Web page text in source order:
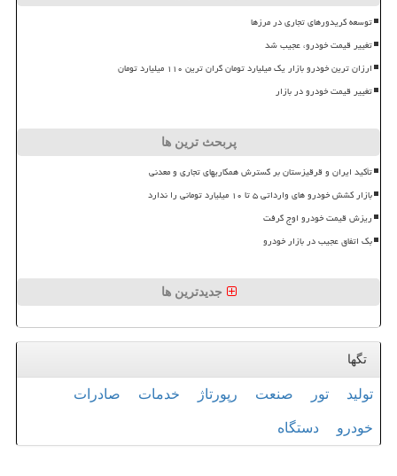
توسعه کریدورهای تجاری در مرزها
تغییر قیمت خودرو، عجیب شد
ارزان ترین خودرو بازار یک میلیارد تومان گران ترین ۱۱۰ میلیارد تومان
تغییر قیمت خودرو در بازار
پربحث ترین ها
تأکید ایران و قرقیزستان بر گسترش همکاریهای تجاری و معدنی
بازار کشش خودرو های وارداتی ۵ تا ۱۰ میلیارد تومانی را ندارد
ریزش قیمت خودرو اوج گرفت
بک اتفاق عجیب در بازار خودرو
جدیدترین ها
تگها
تولید تور صنعت رپورتاژ خدمات صادرات
خودرو دستگاه